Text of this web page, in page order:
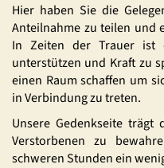
Hier haben Sie die
Anteilnahme zu teilen und
In Zeiten der Trauer ist
unterstützen und Kraft zu
einen Raum schaffen um
in Verbindung zu treten.
Unsere Gedenkseite
Verstorbenen zu
schweren Stunden ein